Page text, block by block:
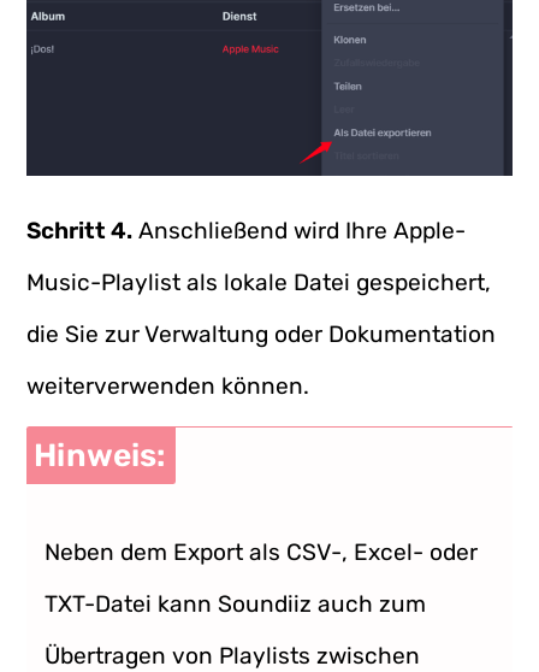
Schritt 4. Anschließend wird Ihre Apple-
Music-Playlist als lokale Datei gespeichert,
die Sie zur Verwaltung oder Dokumentation
weiterverwenden können.
Hinweis:
Neben dem Export als CSV-, Excel- oder
TXT-Datei kann Soundiiz auch zum
Übertragen von Playlists zwischen